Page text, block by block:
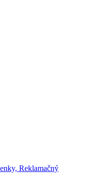
Reklamačný